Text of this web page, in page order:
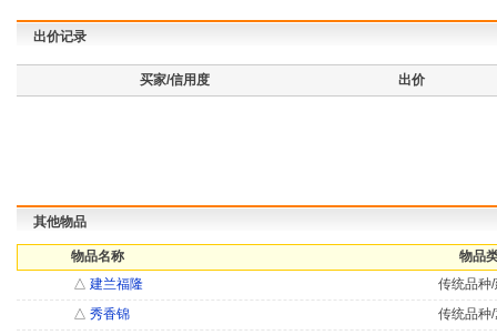
出价记录
买家/信用度 出价
其他物品
物品名称
物品
△ 建兰福隆
传统品种
△ 秀香锦 传统品种